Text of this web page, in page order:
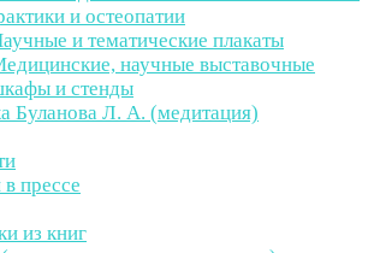
и остеопатии
и тематические плакаты
научные выставочные
и стенды
Буланова Л. А. (медитация)
в прессе
из книг